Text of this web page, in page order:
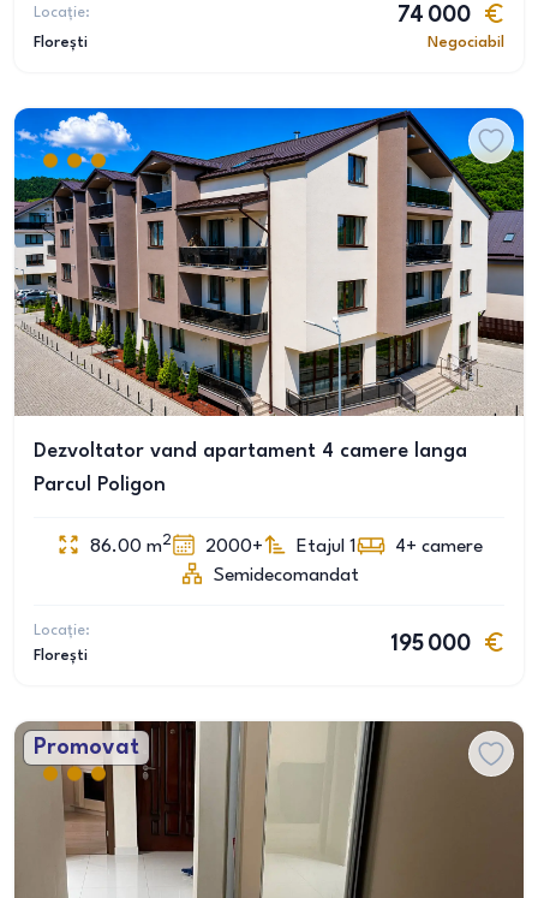
Locație:
Florești
74 000
Negociabil
Dezvoltator vand apartament 4 camere langa
Parcul Poligon
86.00 m2 2000+ Etajul 1 4+ camere
Semidecomandat
Locație:
Florești
195 000
Promovat